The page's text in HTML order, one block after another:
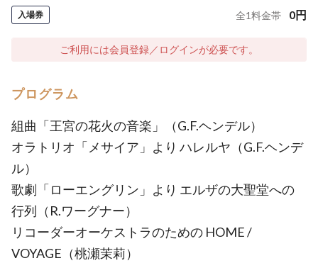
入場券 全1料金帯 0円
ご利用には会員登録／ログインが必要です。
プログラム
組曲「王宮の花火の音楽」（G.F.ヘンデル）
オラトリオ「メサイア」より ハレルヤ（G.F.ヘンデ
ル）
歌劇「ローエングリン」より エルザの大聖堂への
行列（R.ワーグナー）
リコーダーオーケストラのための HOME /
VOYAGE（桃瀬茉莉）